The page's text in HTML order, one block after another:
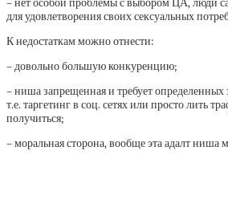
для удовлетворения своих сексуальных
К недостаткам можно отнести:
– довольно большую конкуренцию;
– ниша запрещенная и требует определенных
т.е. таргетинг в соц. сетях или просто лить
получиться;
– моральная сторона, вообще эта адалт ниша